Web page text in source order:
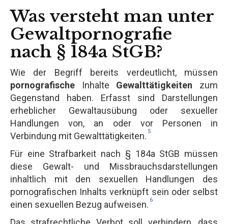
Was versteht man unter
Gewaltpornografie
nach § 184a StGB?
Wie der Begriff bereits verdeutlicht, müssen
pornografische Inhalte Gewalttätigkeiten zum
Gegenstand haben. Erfasst sind Darstellungen
erheblicher Gewaltausübung oder sexueller
Handlungen von, an oder vor Personen in
Verbindung mit Gewalttätigkeiten. 5
Für eine Strafbarkeit nach § 184a StGB müssen
diese Gewalt- und Missbrauchsdarstellungen
inhaltlich mit den sexuellen Handlungen des
pornografischen Inhalts verknüpft sein oder selbst
einen sexuellen Bezug aufweisen. 6